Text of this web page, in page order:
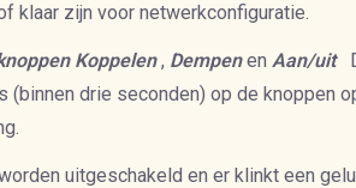
klaar zijn voor netwerkconfiguratie.
Koppelen, Dempenen Aan/uit
(binnen drie seconden) op de knoppen
uitgeschakeld en er klinkt een